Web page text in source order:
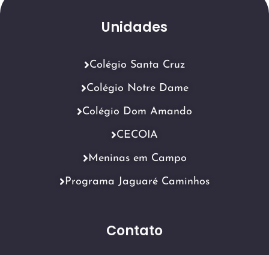
Contato
Unidades
Colégio Santa Cruz
Colégio Notre Dame
Colégio Dom Amando
CECOIA
Meninas em Campo
Programa Jaguaré Caminhos